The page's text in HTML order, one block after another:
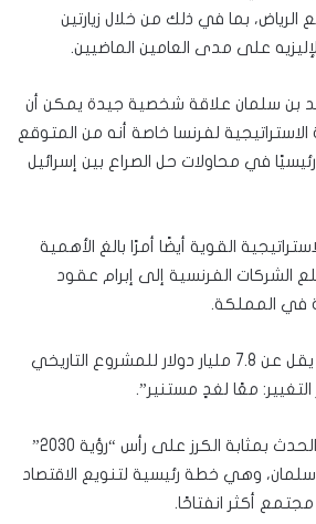
الرياض، بما في ذلك من خلال زيارتين
على مدى العامين الماضيين.
بن سلمان علاقة شخصية جيدة يمكن أن
لفرنسا خاصة أنه من المتوقع
في محاولات حل الصراع بين إسرائيل
القوية أيضًا أمرًا بالغ الأهمية
الشركات الفرنسية إلى إبرام عقود
في المملكة.
وخصصت المملكة ما لا يقل عن 7.8 مليار دولار للمشروع التاريخي
معًا لغدٍ مستنير”.
وستكون استضافة هذا الحدث بمثابة الكرز على رأس “رؤية 2030”
وهي خطة رئيسية لتنويع الاقتصاد
أكثر انفتاحًا.